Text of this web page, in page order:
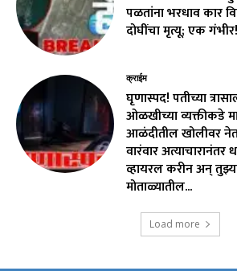
पळतांना भरधाव कार
दोघींचा मृत्यू; एक गंभीर!
क्राईम
घृणास्पद! पतीच्या
ओळखीच्या व्यक्तीकडे
आळंदीतील खोलीवर
वारंवार
व्हायरल करीन अन्
मोताळ्यातील...
Load more